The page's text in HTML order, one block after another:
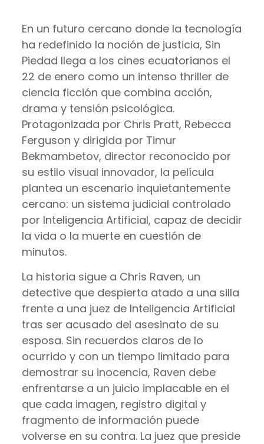
En un futuro cercano donde la tecnología
ha redefinido la noción de justicia, Sin
Piedad llega a los cines ecuatorianos el
22 de enero como un intenso thriller de
ciencia ficción que combina acción,
drama y tensión psicológica.
Protagonizada por Chris Pratt, Rebecca
Ferguson y dirigida por Timur
Bekmambetov, director reconocido por
su estilo visual innovador, la película
plantea un escenario inquietantemente
cercano: un sistema judicial controlado
por Inteligencia Artificial, capaz de decidir
la vida o la muerte en cuestión de
minutos.
La historia sigue a Chris Raven, un
detective que despierta atado a una silla
frente a una juez de Inteligencia Artificial
tras ser acusado del asesinato de su
esposa. Sin recuerdos claros de lo
ocurrido y con un tiempo limitado para
demostrar su inocencia, Raven debe
enfrentarse a un juicio implacable en el
que cada imagen, registro digital y
fragmento de información puede
volverse en su contra. La juez que preside